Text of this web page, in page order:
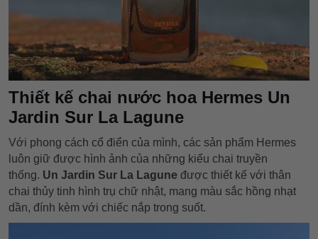
Thiết kế chai nước hoa Hermes Un
Jardin Sur La Lagune
Với phong cách cổ điển của mình, các sản phẩm Hermes
luôn giữ được hình ảnh của những kiểu chai truyền
thống. Un Jardin Sur La Lagune được thiết kế với thân
chai thủy tinh hình trụ chữ nhật, mang màu sắc hồng nhạt
dần, đính kèm với chiếc nắp trong suốt.